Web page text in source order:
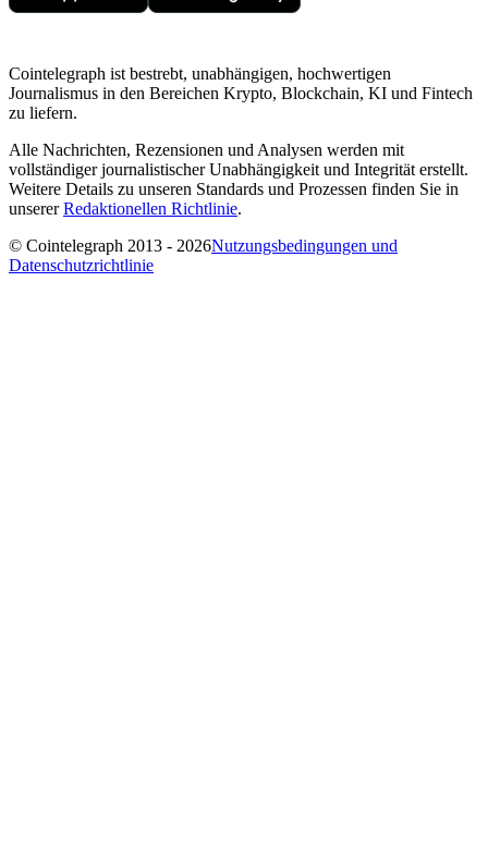
Cointelegraph ist bestrebt, unabhängigen, hochwertigen
Journalismus in den Bereichen Krypto, Blockchain, KI und Fintech
zu liefern.
Alle Nachrichten, Rezensionen und Analysen werden mit
vollständiger journalistischer Unabhängigkeit und Integrität erstellt.
Weitere Details zu unseren Standards und Prozessen finden Sie in
unsererRedaktionellen Richtlinie.
© Cointelegraph 2013 - 2026Nutzungsbedingungen und
Datenschutzrichtlinie